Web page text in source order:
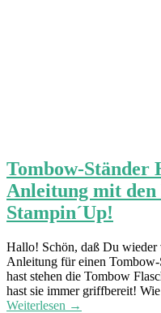
Tombow-Ständer
Anleitung mit
Stampin´Up!
Hallo! Schön, daß Du wieder
Anleitung für einen
hast stehen die Tombow
hast sie immer griffbereit!
Weiterlesen →